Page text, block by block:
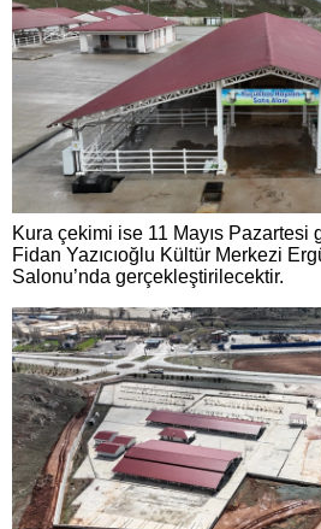
Kura çekimi ise 11 Mayıs Pazartesi
Fidan Yazıcıoğlu Kültür Merkezi
Salonu’nda gerçekleştirilecektir.